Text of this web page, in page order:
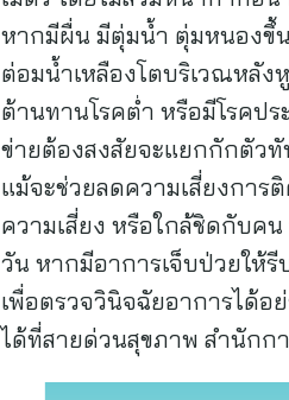
หากมีผื่น มีตุ่มน้ำ ตุ่มหนองขึ้
ต่อมน้ำเหลืองโตบริเวณหลัง
ต้านทานโรคต่ำ หรือมีโรคป
ข่ายต้องสงสัยจะแยกกักตัว
แม้จะช่วยลดความเสี่ยงการ
ความเสี่ยง หรือใกล้ชิดกับค
วัน หากมีอาการเจ็บป่วยให้
เพื่อตรวจวินิจฉัยอาการได้อ
ได้ที่สายด่วนสุขภาพ สำนักก